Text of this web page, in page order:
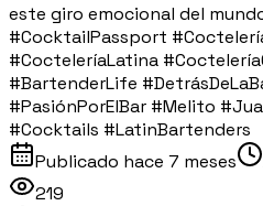
este giro emocional del
#CocktailPassport
#CocteleríaLatina
#BartenderLife
#PasiónPorElBar #Melito
#Cocktails #LatinBartenders
Publicado hace 7 meses
219